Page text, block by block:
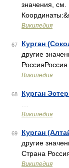
значения, см.
Википедия
67 Курган
другие
РоссияРоссия
Википедия
68 Курган
Википедия
69 Курган
другие
Страна
Википедия